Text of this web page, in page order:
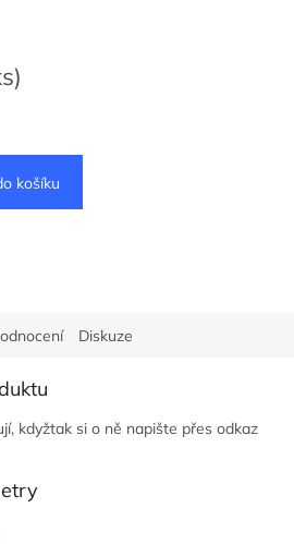
košíku
Diskuze
kdyžtak si o ně napište přes odkaz